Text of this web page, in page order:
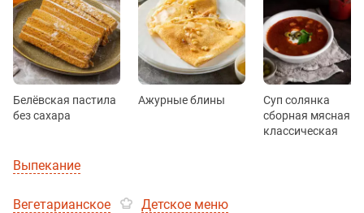
Белёвская пастила
без сахара
Ажурные блины
Суп солянка
сборная мясная
классическая
Выпекание
Вегетарианское Детское меню